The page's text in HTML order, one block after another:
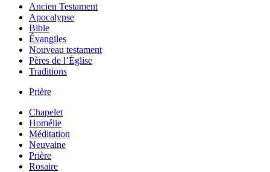
Ancien Testament
Apocalypse
Bible
Évangiles
Nouveau testament
Pères de l’Église
Traditions
Prière
Chapelet
Homélie
Méditation
Neuvaine
Prière
Rosaire